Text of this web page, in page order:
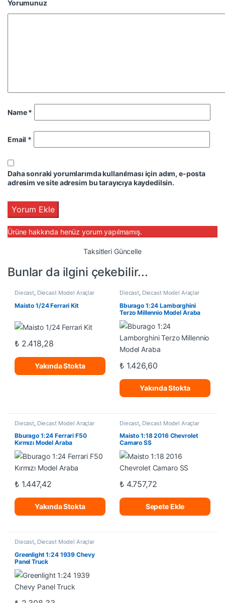
Yorumunuz
Name*
Email *
Daha sonraki yorumlarımda kullanılması için adım, e-posta
adresim ve site adresim bu tarayıcıya kaydedilsin.
Ürüne hakkında henüz yorum yapılmamış.
Taksitleri Güncelle
Bunlar da ilgini çekebilir...
Diecast, Diecast Model Araçlar
Maisto 1/24 Ferrari Kit
₺2.418,28
Yakında Stokta
Diecast, Diecast Model Araçlar
Bburago 1:24 Lamborghini
Terzo Millennio Model Araba
₺1.426,60
Yakında Stokta
Diecast, Diecast Model Araçlar
Bburago 1:24 Ferrari F50
Kırmızı Model Araba
₺1.447,42
Yakında Stokta
Diecast, Diecast Model Araçlar
Maisto 1:18 2016 Chevrolet
Camaro SS
₺4.757,72
Sepete Ekle
Diecast, Diecast Model Araçlar
Greenlight 1:24 1939 Chevy
Panel Truck